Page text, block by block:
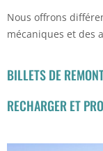
Nous offrons
mécaniques et des
BILLETS DE
RECHARGER ET